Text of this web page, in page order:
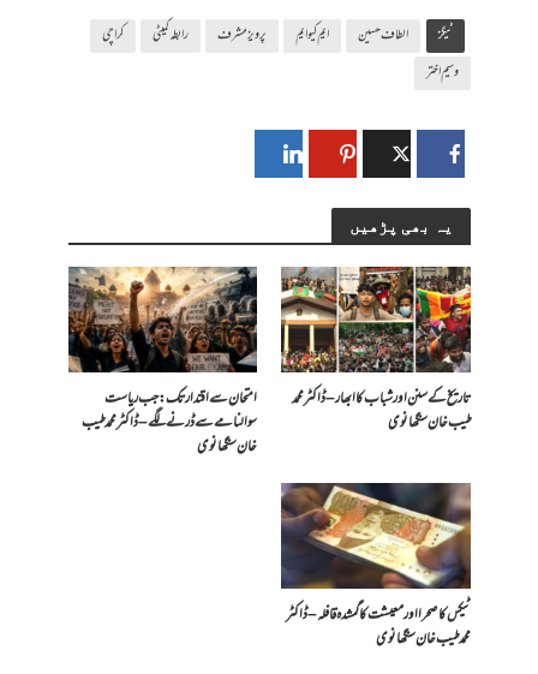
ٹیگز الطاف حسین ایم کیو ایم پرویز مشرف رابطہ کمیٹی
کراچی
وسیم اختر
یہ بھی پڑھیں
تاریخ کے سنن اور شباب کا ابھار – ڈاکٹر محمد
طیب خان سنگھانوی
امتحان سے اقتدار تک: جب ریاست
سوالنامے سے ڈرنے لگے – ڈاکٹر محمد طیب
خان سنگھانوی
ٹیکس کا صحرا اور معیشت کا گمشدہ قافلہ – ڈاکٹر
محمد طیب خان سنگھانوی